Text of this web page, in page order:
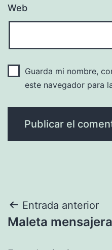
Web
Guarda mi nombre,
este navegador para
Navegación
de
Entrada anterior
Maleta mensajera